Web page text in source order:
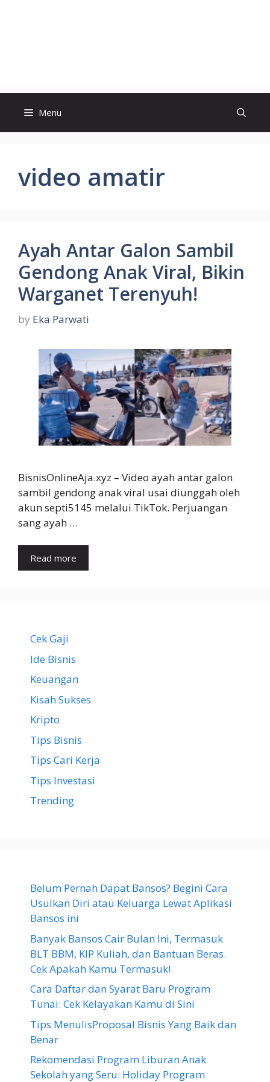
Menu
video amatir
Ayah Antar Galon Sambil
Gendong Anak Viral, Bikin
Warganet Terenyuh!
by Eka Parwati
BisnisOnlineAja.xyz – Video ayah antar galon
sambil gendong anak viral usai diunggah oleh
akun septi5145 melalui TikTok. Perjuangan
sang ayah …
Read more
Cek Gaji
Ide Bisnis
Keuangan
Kisah Sukses
Kripto
Tips Bisnis
Tips Cari Kerja
Tips Investasi
Trending
Belum Pernah Dapat Bansos? Begini Cara
Usulkan Diri atau Keluarga Lewat Aplikasi
Bansos ini
Banyak Bansos Cair Bulan Ini, Termasuk
BLT BBM, KIP Kuliah, dan Bantuan Beras.
Cek Apakah Kamu Termasuk!
Cara Daftar dan Syarat Baru Program
Tunai: Cek Kelayakan Kamu di Sini
Tips MenulisProposal Bisnis Yang Baik dan
Benar
Rekomendasi Program Liburan Anak
Sekolah yang Seru: Holiday Program